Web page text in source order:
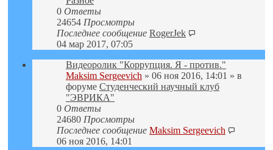
0 Ответы
24654 Просмотры
Последнее сообщение RogerJek
04 мар 2017, 07:05
Видеоролик "Коррупция. Я - против."
Maksim Sergeevich » 06 ноя 2016, 14:01 » в
форуме Студенческий научный клуб
"ЭВРИКА"
0 Ответы
24680 Просмотры
Последнее сообщение Maksim Sergeevich
06 ноя 2016, 14:01